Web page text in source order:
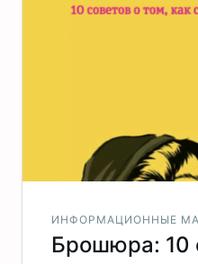
ИНФОРМАЦИОННЫЕ
Брошюра: 10